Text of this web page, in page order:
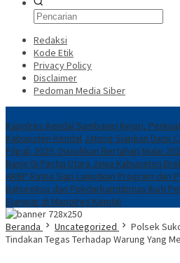
Redaksi
Kode Etik
Privacy Policy
Disclaimer
Pedoman Media Siber
Kapolres Kendal Sambangi Kejari,
Kabupaten Kendal Jateng Siapkan Dana
Pilgub 2029, Disisihkan Bertahap Mulai
Banjir Di Pantai Utara Jawa Kabupaten
AKBP Ratna Siap Lanjutkan Program dan
Bahurekso dan Pokdarkamtibmas Ikuti
Sianipar di Mapolres Kendal
Beranda
Uncategorized
Polsek
Tindakan Tegas Terhadap Warung Yang